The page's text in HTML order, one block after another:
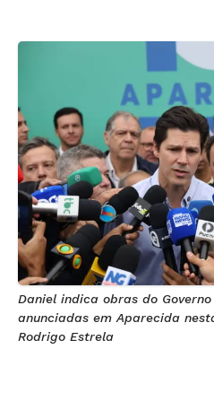
Daniel indica obras do
anunciadas em Aparecida
Rodrigo Estrela